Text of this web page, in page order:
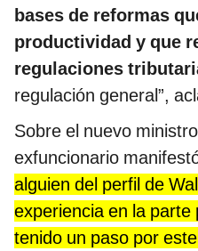
bases de reformas
productividad y que
regulaciones
regulación general”,
Sobre el nuevo
exfuncionario
alguien del perfil de
experiencia en la
tenido un paso por